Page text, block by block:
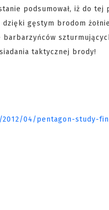
podsumował, iż do
gęstym brodom
taktycznej brody!
04/pentagon-study-